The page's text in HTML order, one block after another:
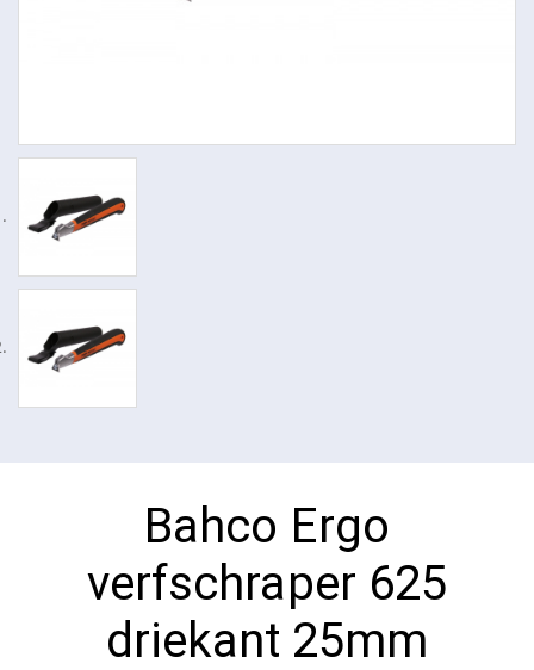
Bahco Ergo
verfschraper 625
driekant 25mm